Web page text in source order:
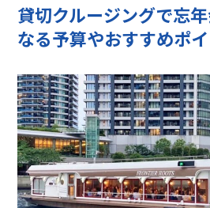
貸切クルージングで忘
なる予算やおすすめポ